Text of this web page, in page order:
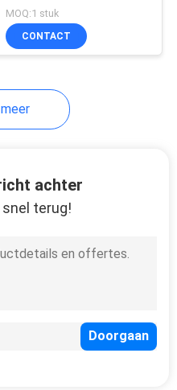
24-poorten
Netwerkschakelaar
DC24V
MOQ:1 stuk
CONTACT
achter
snel terug!